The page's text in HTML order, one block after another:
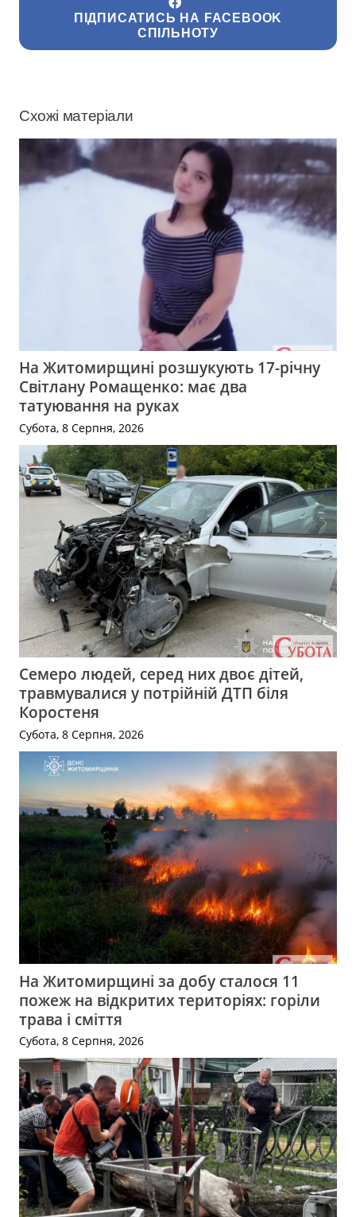
ПІДПИСАТИСЬ НА FACEBOOK
СПІЛЬНОТУ
Схожі матеріали
На Житомирщині розшукують 17-річну
Світлану Ромащенко: має два
татуювання на руках
Субота, 8 Серпня, 2026
Семеро людей, серед них двоє дітей,
травмувалися у потрійній ДТП біля
Коростеня
Субота, 8 Серпня, 2026
На Житомирщині за добу сталося 11
пожеж на відкритих територіях: горіли
трава і сміття
Субота, 8 Серпня, 2026